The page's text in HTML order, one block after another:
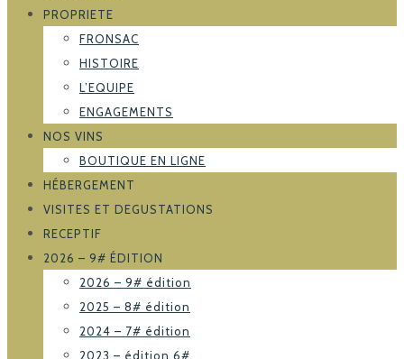
PROPRIETE
FRONSAC
HISTOIRE
L’EQUIPE
ENGAGEMENTS
NOS VINS
BOUTIQUE EN LIGNE
HÉBERGEMENT
VISITES ET DEGUSTATIONS
RECEPTIF
2026 – 9# ÉDITION
2026 – 9# édition
2025 – 8# édition
2024 – 7# édition
2023 – édition 6#